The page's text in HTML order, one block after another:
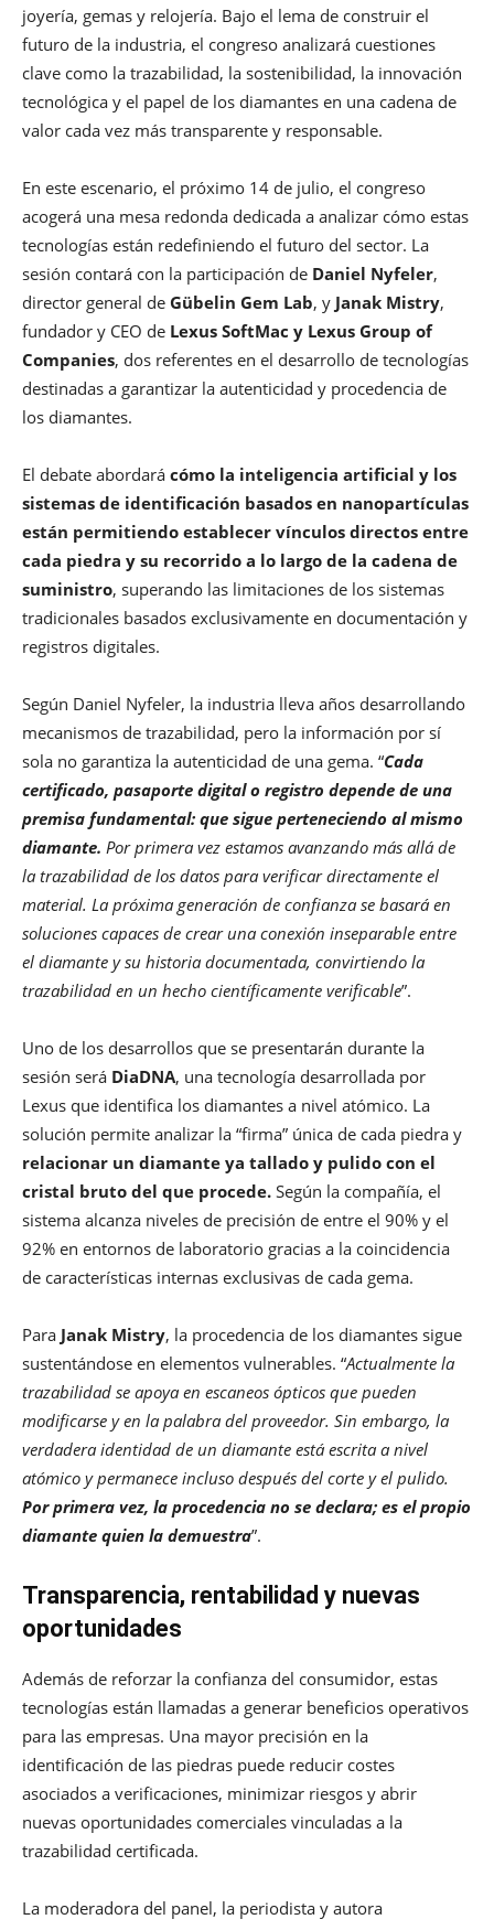
joyería, gemas y relojería. Bajo el lema de construir el
futuro de la industria, el congreso analizará cuestiones
clave como la trazabilidad, la sostenibilidad, la innovación
tecnológica y el papel de los diamantes en una cadena de
valor cada vez más transparente y responsable.
En este escenario, el próximo 14 de julio, el congreso
acogerá una mesa redonda dedicada a analizar cómo estas
tecnologías están redefiniendo el futuro del sector. La
sesión contará con la participación de Daniel Nyfeler,
director general de Gübelin Gem Lab, y Janak Mistry,
fundador y CEO de Lexus SoftMac y Lexus Group of
Companies, dos referentes en el desarrollo de tecnologías
destinadas a garantizar la autenticidad y procedencia de
los diamantes.
El debate abordará cómo la inteligencia artificial y los
sistemas de identificación basados en nanopartículas
están permitiendo establecer vínculos directos entre
cada piedra y su recorrido a lo largo de la cadena de
suministro, superando las limitaciones de los sistemas
tradicionales basados exclusivamente en documentación y
registros digitales.
Según Daniel Nyfeler, la industria lleva años desarrollando
mecanismos de trazabilidad, pero la información por sí
sola no garantiza la autenticidad de una gema. “Cada
certificado, pasaporte digital o registro depende de una
premisa fundamental: que sigue perteneciendo al mismo
diamante. Por primera vez estamos avanzando más allá de
la trazabilidad de los datos para verificar directamente el
material. La próxima generación de confianza se basará en
soluciones capaces de crear una conexión inseparable entre
el diamante y su historia documentada, convirtiendo la
trazabilidad en un hecho científicamente verificable”.
Uno de los desarrollos que se presentarán durante la
sesión será DiaDNA, una tecnología desarrollada por
Lexus que identifica los diamantes a nivel atómico. La
solución permite analizar la “firma” única de cada piedra y
relacionar un diamante ya tallado y pulido con el
cristal bruto del que procede. Según la compañía, el
sistema alcanza niveles de precisión de entre el 90% y el
92% en entornos de laboratorio gracias a la coincidencia
de características internas exclusivas de cada gema.
Para Janak Mistry, la procedencia de los diamantes sigue
sustentándose en elementos vulnerables. “Actualmente la
trazabilidad se apoya en escaneos ópticos que pueden
modificarse y en la palabra del proveedor. Sin embargo, la
verdadera identidad de un diamante está escrita a nivel
atómico y permanece incluso después del corte y el pulido.
Por primera vez, la procedencia no se declara; es el propio
diamante quien la demuestra”.
Transparencia, rentabilidad y nuevas
oportunidades
Además de reforzar la confianza del consumidor, estas
tecnologías están llamadas a generar beneficios operativos
para las empresas. Una mayor precisión en la
identificación de las piedras puede reducir costes
asociados a verificaciones, minimizar riesgos y abrir
nuevas oportunidades comerciales vinculadas a la
trazabilidad certificada.
La moderadora del panel, la periodista y autora